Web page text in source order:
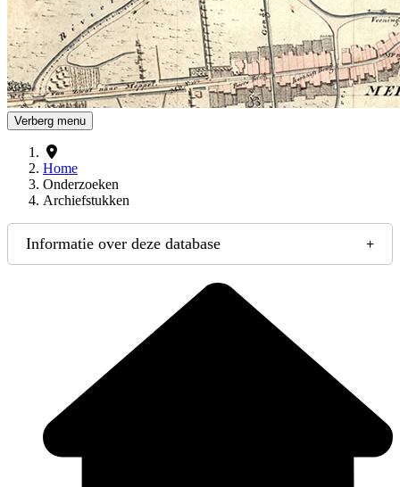
Verberg menu
Home
Onderzoeken
Archiefstukken
Informatie over deze database